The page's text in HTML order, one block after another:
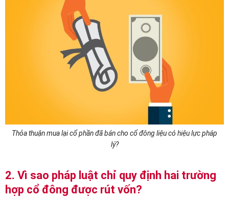
Thỏa thuận mua lại cổ phần đã bán cho cổ đông liệu có hiệu lực pháp
lý?
2. Vì sao pháp luật chỉ quy định hai trường
hợp cổ đông được rút vốn?